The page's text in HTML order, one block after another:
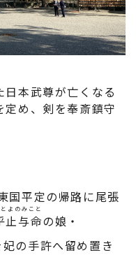
本武尊が亡くなる
定め、剣を奉斎鎮守
国平定の帰路に尾張
止与命
よのみこと
の娘・
の手許へ留め置き